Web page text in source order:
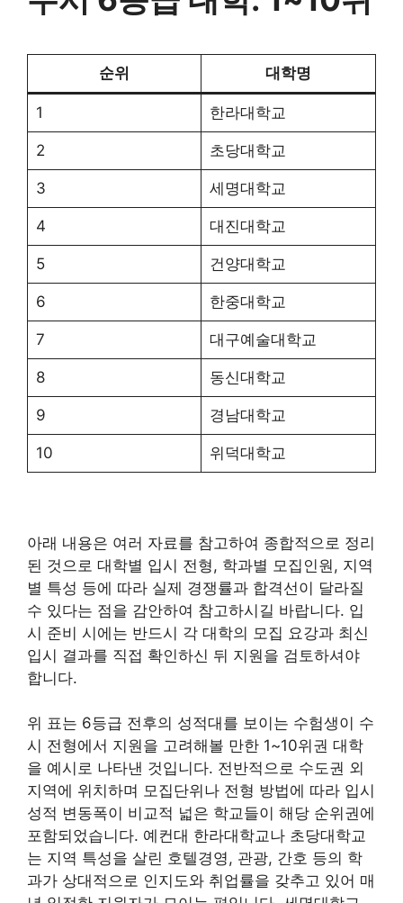
순위 대학명
1 한라대학교
2 초당대학교
3 세명대학교
4 대진대학교
5 건양대학교
6 한중대학교
7 대구예술대학교
8 동신대학교
9 경남대학교
10 위덕대학교
아래 내용은 여러 자료를 참고하여 종합적으로 정리
된 것으로 대학별 입시 전형, 학과별 모집인원, 지역
별 특성 등에 따라 실제 경쟁률과 합격선이 달라질
수 있다는 점을 감안하여 참고하시길 바랍니다. 입
시 준비 시에는 반드시 각 대학의 모집 요강과 최신
입시 결과를 직접 확인하신 뒤 지원을 검토하셔야
합니다.
위 표는 6등급 전후의 성적대를 보이는 수험생이 수
시 전형에서 지원을 고려해볼 만한 1~10위권 대학
을 예시로 나타낸 것입니다. 전반적으로 수도권 외
지역에 위치하며 모집단위나 전형 방법에 따라 입시
성적 변동폭이 비교적 넓은 학교들이 해당 순위권에
포함되었습니다. 예컨대 한라대학교나 초당대학교
는 지역 특성을 살린 호텔경영, 관광, 간호 등의 학
과가 상대적으로 인지도와 취업률을 갖추고 있어 매